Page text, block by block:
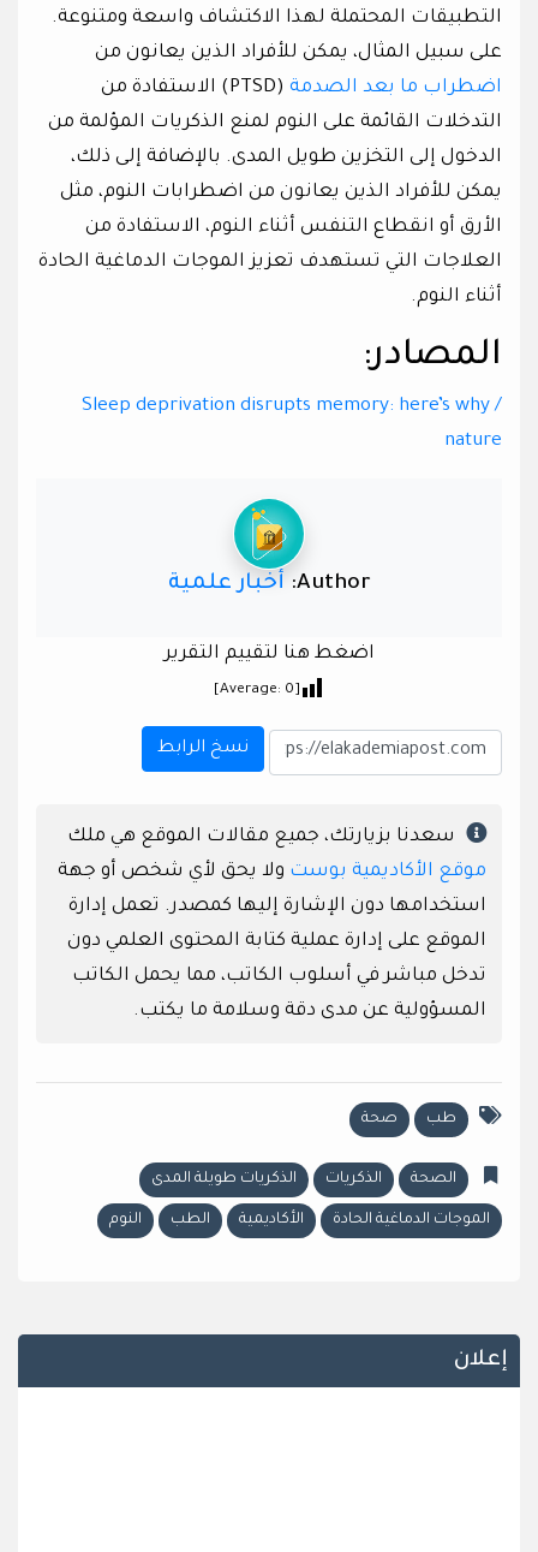
التطبيقات المحتملة لهذا الاكتشاف واسعة ومتنوعة.
على سبيل المثال، يمكن للأفراد الذين يعانون من
اضطراب ما بعد الصدمة
(PTSD) الاستفادة من
التدخلات القائمة على النوم لمنع الذكريات المؤلمة من
الدخول إلى التخزين طويل المدى. بالإضافة إلى ذلك،
يمكن للأفراد الذين يعانون من اضطرابات النوم، مثل
الأرق أو انقطاع التنفس أثناء النوم، الاستفادة من
العلاجات التي تستهدف تعزيز الموجات الدماغية الحادة
أثناء النوم.
المصادر:
Sleep deprivation disrupts memory: here’s why /
nature
Author: أخبار علمية
اضغط هنا لتقييم التقرير
[Average:
0
]
نسخ الرابط
سعدنا بزيارتك، جميع مقالات الموقع هي ملك
موقع الأكاديمية بوست ولا يحق لأي شخص أو جهة
استخدامها دون الإشارة إليها كمصدر. تعمل إدارة
الموقع على إدارة عملية كتابة المحتوى العلمي دون
تدخل مباشر في أسلوب الكاتب، مما يحمل الكاتب
المسؤولية عن مدى دقة وسلامة ما يكتب.
طب صحة
الصحة الذكريات الذكريات طويلة المدى
الموجات الدماغية الحادة الأكاديمية الطب النوم
إعلان